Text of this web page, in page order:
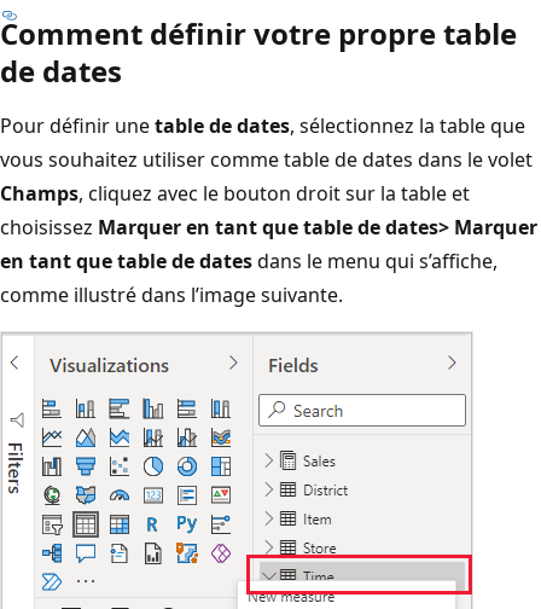
Comment définir votre propre table
de dates
Pour définir unetable de dates, sélectionnez la table que
vous souhaitez utiliser comme table de dates dans le volet
Champs, cliquez avec le bouton droit sur la table et
choisissez Marquer en tant que table de dates> Marquer
en tant que table de datesdans le menu qui s’affiche,
comme illustré dans l’image suivante.